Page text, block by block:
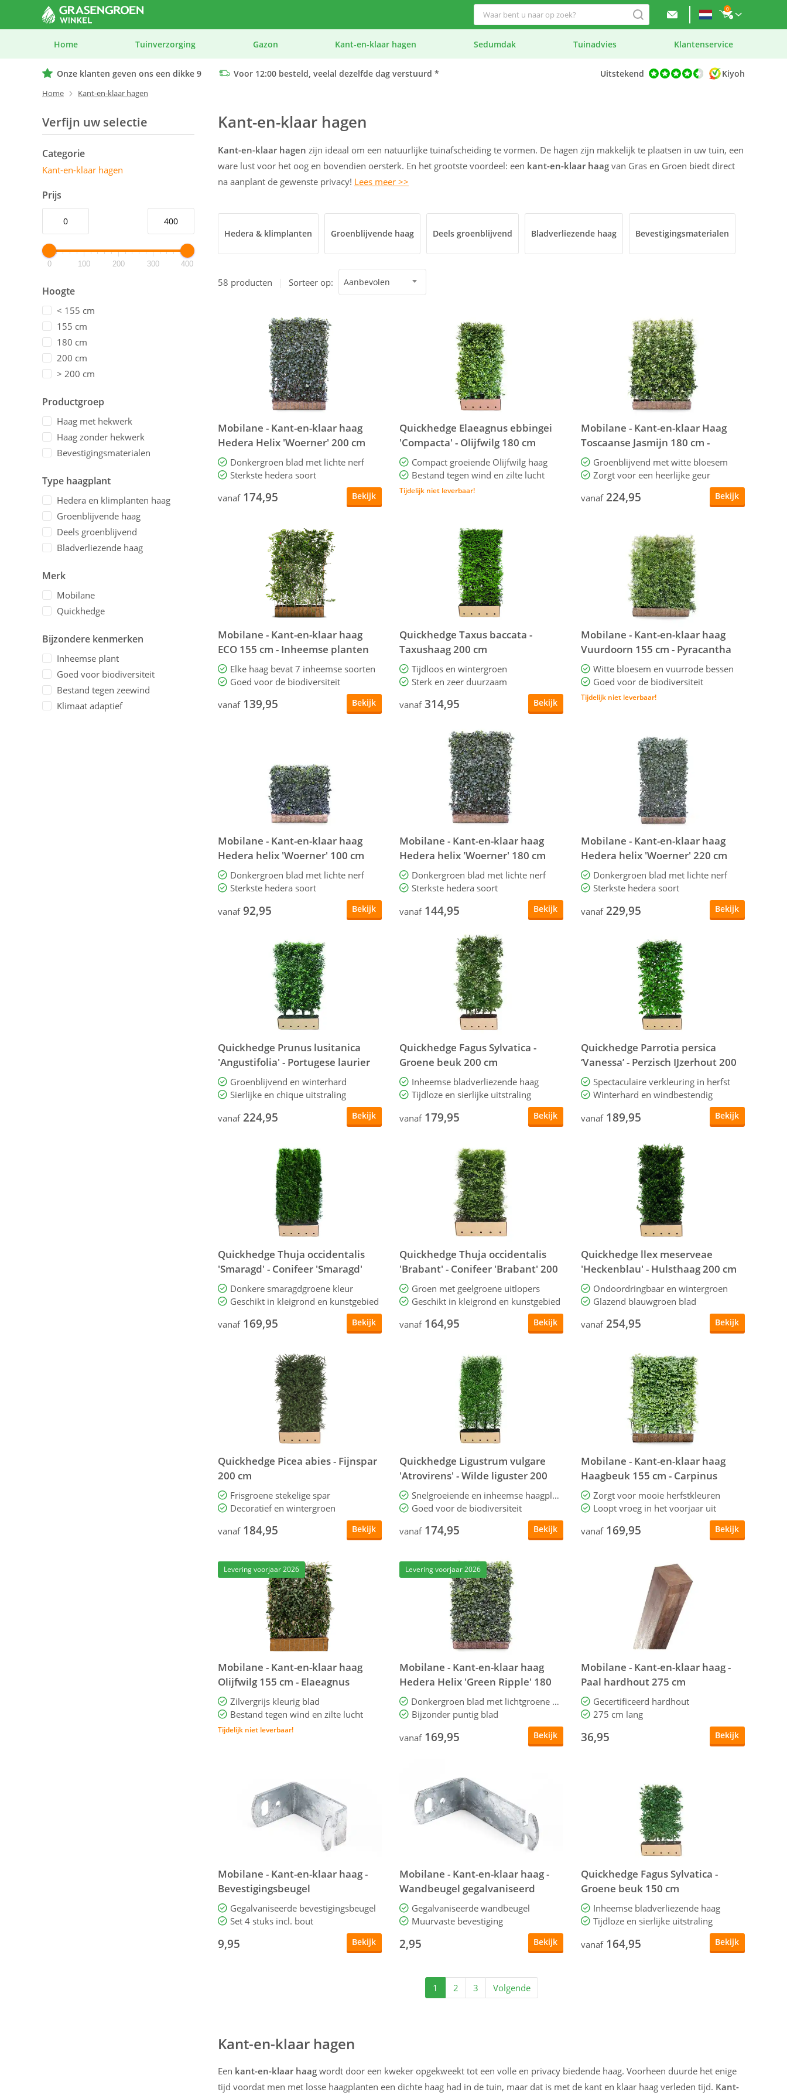
0
Home Tuinverzorging Gazon Kant-en-klaar hagen Sedumdak Tuinadvies Klantenservice
Onze klanten geven ons een dikke 9
Voor 12:00 besteld, veelal dezelfde dag verstuurd *
We geven advies op maat bij elk product
Uitstekend Kiyoh
Home Kant-en-klaar hagen
Verfijn uw selectie
Categorie
Kant-en-klaar hagen
Prijs
0 100 200 300 400
Hoogte
< 155 cm
155 cm
180 cm
200 cm
> 200 cm
Productgroep
Haag met hekwerk
Haag zonder hekwerk
Bevestigingsmaterialen
Type haagplant
Hedera en klimplanten haag
Groenblijvende haag
Deels groenblijvend
Bladverliezende haag
Merk
Mobilane
Quickhedge
Bijzondere kenmerken
Inheemse plant
Goed voor biodiversiteit
Bestand tegen zeewind
Klimaat adaptief
Kant-en-klaar hagen
Kant-en-klaar hagen zijn ideaal om een natuurlijke tuinafscheiding te vormen. De hagen zijn makkelijk te plaatsen in uw tuin, een
ware lust voor het oog en bovendien oersterk. En het grootste voordeel: een kant-en-klaar haag van Gras en Groen biedt direct
na aanplant de gewenste privacy! Lees meer >>
Hedera & klimplanten Groenblijvende haag Deels groenblijvend Bladverliezende haag Bevestigingsmaterialen
58 producten Sorteer op: Aanbevolen
Mobilane - Kant-en-klaar haag
Hedera Helix 'Woerner' 200 cm
Donkergroen blad met lichte nerf
Sterkste hedera soort
vanaf 174,95 Bekijk
Quickhedge Elaeagnus ebbingei
'Compacta' - Olijfwilg 180 cm
Compact groeiende Olijfwilg haag
Bestand tegen wind en zilte lucht
Tijdelijk niet leverbaar!
Mobilane - Kant-en-klaar Haag
Toscaanse Jasmijn 180 cm -
Trachelospermum jasminoides
Groenblijvend met witte bloesem
Zorgt voor een heerlijke geur
vanaf 224,95 Bekijk
Mobilane - Kant-en-klaar haag
ECO 155 cm - Inheemse planten
Elke haag bevat 7 inheemse soorten
Goed voor de biodiversiteit
vanaf 139,95 Bekijk
Quickhedge Taxus baccata -
Taxushaag 200 cm
Tijdloos en wintergroen
Sterk en zeer duurzaam
vanaf 314,95 Bekijk
Mobilane - Kant-en-klaar haag
Vuurdoorn 155 cm - Pyracantha
Dart's Red
Witte bloesem en vuurrode bessen
Goed voor de biodiversiteit
Tijdelijk niet leverbaar!
Mobilane - Kant-en-klaar haag
Hedera helix 'Woerner' 100 cm
Donkergroen blad met lichte nerf
Sterkste hedera soort
vanaf 92,95 Bekijk
Mobilane - Kant-en-klaar haag
Hedera helix 'Woerner' 180 cm
Donkergroen blad met lichte nerf
Sterkste hedera soort
vanaf 144,95 Bekijk
Mobilane - Kant-en-klaar haag
Hedera helix 'Woerner' 220 cm
Donkergroen blad met lichte nerf
Sterkste hedera soort
vanaf 229,95 Bekijk
Quickhedge Prunus lusitanica
'Angustifolia' - Portugese laurier
200 cmGroenblijvend en winterhard
Sierlijke en chique uitstraling
vanaf 224,95 Bekijk
Quickhedge Fagus Sylvatica -
Groene beuk 200 cm
Inheemse bladverliezende haag
Tijdloze en sierlijke uitstraling
vanaf 179,95 Bekijk
Quickhedge Parrotia persica
‘Vanessa’ - Perzisch IJzerhout 200
cmSpectaculaire verkleuring in herfst
Winterhard en windbestendig
vanaf 189,95 Bekijk
Quickhedge Thuja occidentalis
'Smaragd' - Conifeer 'Smaragd'
200 cm
Donkere smaragdgroene kleur
Geschikt in kleigrond en kunstgebied
vanaf 169,95 Bekijk
Quickhedge Thuja occidentalis
'Brabant' - Conifeer 'Brabant' 200
cmGroen met geelgroene uitlopers
Geschikt in kleigrond en kunstgebied
vanaf 164,95 Bekijk
Quickhedge llex meserveae
'Heckenblau' - Hulsthaag 200 cm
Ondoordringbaar en wintergroen
Glazend blauwgroen blad
vanaf 254,95 Bekijk
Quickhedge Picea abies - Fijnspar
200 cm
Frisgroene stekelige spar
Decoratief en wintergroen
vanaf 184,95 Bekijk
Quickhedge Ligustrum vulgare
'Atrovirens' - Wilde liguster 200
cm
Snelgroeiende en inheemse haagplant
Goed voor de biodiversiteit
vanaf 174,95 Bekijk
Mobilane - Kant-en-klaar haag
Haagbeuk 155 cm - Carpinus
Betulus
Zorgt voor mooie herfstkleuren
Loopt vroeg in het voorjaar uit
vanaf 169,95 Bekijk
Levering voorjaar 2026
Mobilane - Kant-en-klaar haag
Olijfwilg 155 cm - Elaeagnus
ebbingei
Zilvergrijs kleurig blad
Bestand tegen wind en zilte lucht
Tijdelijk niet leverbaar!
Levering voorjaar 2026
Mobilane - Kant-en-klaar haag
Hedera Helix 'Green Ripple' 180
cm
Donkergroen blad met lichtgroene nerf
Bijzonder puntig blad
vanaf 169,95 Bekijk
Mobilane - Kant-en-klaar haag -
Paal hardhout 275 cm
Gecertificeerd hardhout
275 cm lang
36,95 Bekijk
Mobilane - Kant-en-klaar haag -
Bevestigingsbeugel
gegalvaniseerd
Gegalvaniseerde bevestigingsbeugel
Set 4 stuks incl. bout
9,95 Bekijk
Mobilane - Kant-en-klaar haag -
Wandbeugel gegalvaniseerd
Gegalvaniseerde wandbeugel
Muurvaste bevestiging
2,95 Bekijk
Quickhedge Fagus Sylvatica -
Groene beuk 150 cm
Inheemse bladverliezende haag
Tijdloze en sierlijke uitstraling
vanaf 164,95 Bekijk
1 2 3 Volgende
Kant-en-klaar hagen
Een kant-en-klaar haag wordt door een kweker opgekweekt tot een volle en privacy biedende haag. Voorheen duurde het enige
tijd voordat men met losse haagplanten een dichte haag had in de tuin, maar dat is met de kant en klaar haag verleden tijd. Kant-